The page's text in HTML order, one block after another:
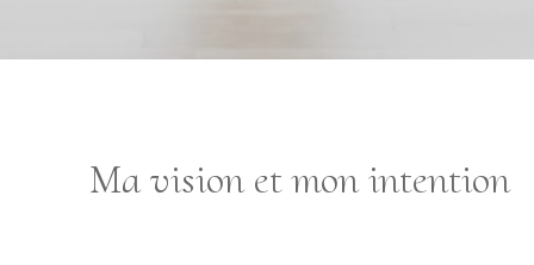
Ma vision et mon intention